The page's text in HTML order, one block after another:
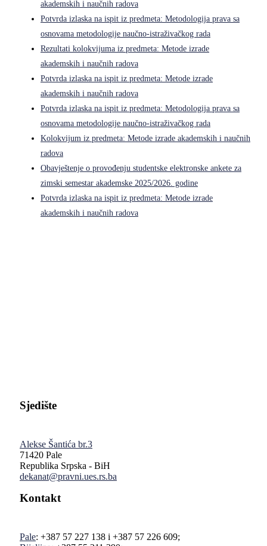
akademskih i naučnih radova
Potvrda izlaska na ispit iz predmeta: Metodologija prava sa
osnovama metodologije naučno-istraživačkog rada
Rezultati kolokvijuma iz predmeta: Metode izrade
akademskih i naučnih radova
Potvrda izlaska na ispit iz predmeta: Metode izrade
akademskih i naučnih radova
Potvrda izlaska na ispit iz predmeta: Metodologija prava sa
osnovama metodologije naučno-istraživačkog rada
Kolokvijum iz predmeta: Metode izrade akademskih i naučnih
radova
Obavještenje o provođenju studentske elektronske ankete za
zimski semestar akademske 2025/2026. godine
Potvrda izlaska na ispit iz predmeta: Metode izrade
akademskih i naučnih radova
Sjedište
Alekse Šantića br.3
71420 Pale
Republika Srpska - BiH
dekanat@pravni.ues.rs.ba
Kontakt
Pale: +387 57 227 138 i +387 57 226 609;